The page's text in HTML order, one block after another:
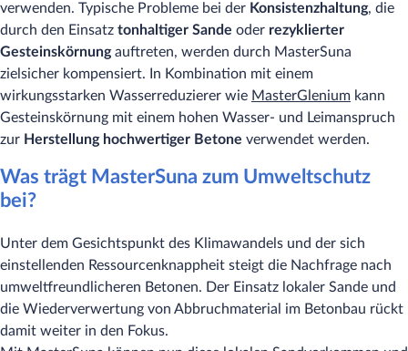
verwenden. Typische Probleme bei der Konsistenzhaltung, die
durch den Einsatz tonhaltiger Sande oder rezyklierter
Gesteinskörnungauftreten, werden durch MasterSuna
zielsicher kompensiert. In Kombination mit einem
wirkungsstarken Wasserreduzierer wie MasterGlenium kann
Gesteinskörnung mit einem hohen Wasser- und Leimanspruch
zur Herstellung hochwertiger Betone verwendet werden.
Was trägt MasterSuna zum Umweltschutz
bei?
Unter dem Gesichtspunkt des Klimawandels und der sich
einstellenden Ressourcenknappheit steigt die Nachfrage nach
umweltfreundlicheren Betonen. Der Einsatz lokaler Sande und
die Wiederverwertung von Abbruchmaterial im Betonbau rückt
damit weiter in den Fokus.